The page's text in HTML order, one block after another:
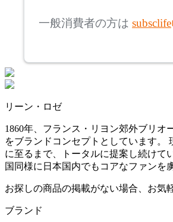
アイネクス
aluna
アルナ
~
mm
一般消費者の方は subsclife
リーン・ロゼ
1860年、フランス・リヨン郊外ブリ
をブランドコンセプトとしています。
に至るまで、トータルに提案し続けて
国同様に日本国内でもコアなファンを虜
お探しの商品の掲載がない場合、お気
ブランド